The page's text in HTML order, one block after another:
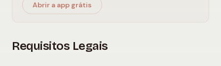
Abrir a app grátis
Requisitos Legais